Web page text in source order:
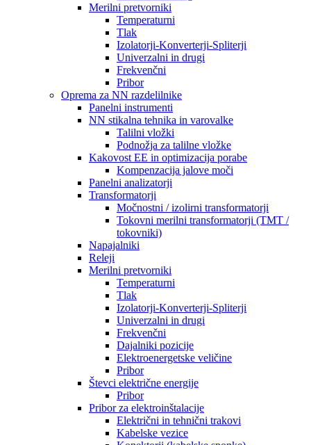
Merilni pretvorniki
Temperaturni
Tlak
Izolatorji-Konverterji-Spliterji
Univerzalni in drugi
Frekvenčni
Pribor
Oprema za NN razdelilnike
Panelni instrumenti
NN stikalna tehnika in varovalke
Talilni vložki
Podnožja za talilne vložke
Kakovost EE in optimizacija porabe
Kompenzacija jalove moči
Panelni analizatorji
Transformatorji
Močnostni / izolirni transformatorji
Tokovni merilni transformatorji (TMT /
tokovniki)
Napajalniki
Releji
Merilni pretvorniki
Temperaturni
Tlak
Izolatorji-Konverterji-Spliterji
Univerzalni in drugi
Frekvenčni
Dajalniki pozicije
Elektroenergetske veličine
Pribor
Števci električne energije
Pribor
Pribor za elektroinštalacije
Električni in tehnični trakovi
Kabelske vezice